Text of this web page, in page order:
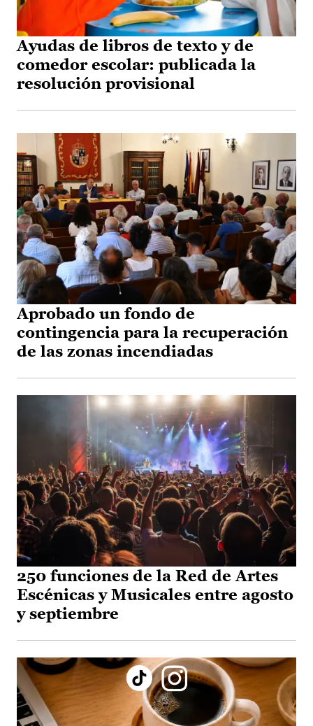
Ayudas de libros de texto y de
comedor escolar: publicada la
resolución provisional
Aprobado un fondo de
contingencia para la recuperación
de las zonas incendiadas
250 funciones de la Red de Artes
Escénicas y Musicales entre agosto
y septiembre